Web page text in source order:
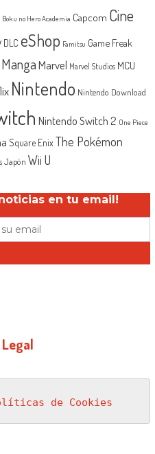
Boku no Hero Academia Capcom Cine
DLC eShop Famitsu Game Freak
MangaMarvel Marvel Studios MCU
Nintendo Nintendo Download
Nintendo Switch 2 One Piece
Square EnixThe Pokémon
Japón Wii U
en tu email!
de Cookies